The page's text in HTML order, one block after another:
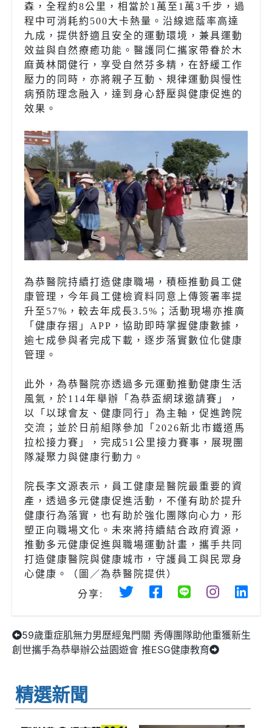
森，全程約8公里，相當於1 萬至 1 萬3千步，過
程中可消耗約 500大卡熱量。沿線遮蔭率高達
九成，提供舒適且安全的運動環境，兼具運動
效益與自然療癒功能。醫護同仁攜家帶眷於木
麻黃林間健行，享受自然芬多精，在舒緩工作
壓力的同時，亦將親子互動、規律運動與慢性
病預防理念融入，達到身心舒壓與健康促進的
效果。
為恭醫院持續打造健康職場，積極推動員工健
康管理，今年員工健檢資料同意上傳簽署率提
升至 57% ，較去年成長3.5% ；活動現場亦推廣
「健康存摺」 APP ，協助即時掌握健康數據，
逾七成參與者完成下載，逐步落實數位化健康
管理。
此外，為恭醫院亦透過多元運動推動健康生活
風氣，於114年舉辦「為恭盃網球邀請賽」，
以「以球會友、健康同行」為主軸，促進跨院
交流；並於日前組隊參加「 2026新北市鐵道馬
拉松接力賽」，完成51 公里接力賽事，展現團
隊凝聚力與健康行動力。
院長李文源表示，員工健康是醫院最重要的資
產，透過多元健康促進活動，不僅有助於提升
健康行為落實，也有助於強化團隊向心力，形
塑正向職場文化。未來將持續結合政府資源，
推動多元健康促進與職場運動計畫，攜手共同
打造健康醫院與健康城市，守護員工與民眾身
心健康。（圖／為恭醫院提供）
分享:
59歲重症肌無力男歷經鬼門關 秀傳團隊助他重獲新生
創世攜手為恭舉辦公益園遊會 推ESG健康教育
精選新聞